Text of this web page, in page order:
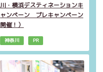
川・横浜デスティネーションキ
ャンペーン プレキャンペーン
開催！）
神奈川 PR